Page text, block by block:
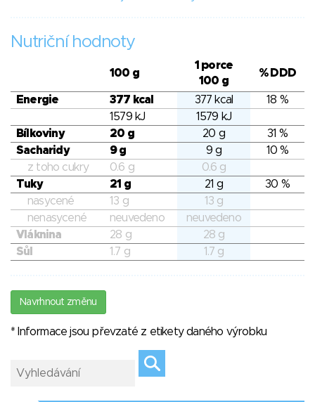
Nutriční hodnoty
100 g
1 porce
100 g
% DDD
Energie 377 kcal 377 kcal
18 %
1579 kJ
1579 kJ
Bílkoviny
20 g 20 g
31 %
Sacharidy
9 g 9 g
10 %
z toho cukry
0.6 g
0.6 g
Tuky
21 g 21 g
30 %
nasycené
13 g
13 g
nenasycené
neuvedeno
neuvedeno
Vláknina
28 g
28 g
Sůl
1.7 g 1.7 g
Navrhnout změnu
* Informace jsou převzaté z etikety daného výrobku